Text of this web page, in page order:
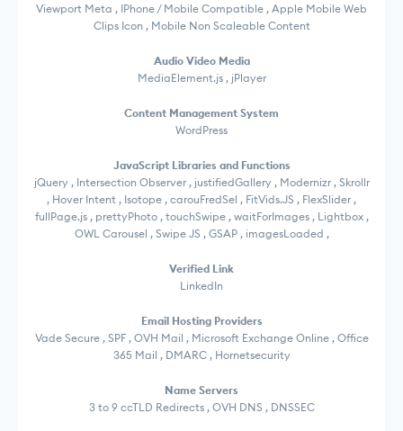
Viewport Meta , IPhone / Mobile Compatible , Apple Mobile Web
Clips Icon , Mobile Non Scaleable Content
Audio Video Media
MediaElement.js , jPlayer
Content Management System
WordPress
JavaScript Libraries and Functions
jQuery , Intersection Observer , justifiedGallery , Modernizr , Skrollr
, Hover Intent , Isotope , carouFredSel , FitVids.JS , FlexSlider ,
fullPage.js , prettyPhoto , touchSwipe , waitForImages , Lightbox ,
OWL Carousel , Swipe JS , GSAP , imagesLoaded ,
Verified Link
LinkedIn
Email Hosting Providers
Vade Secure , SPF , OVH Mail , Microsoft Exchange Online , Office
365 Mail , DMARC , Hornetsecurity
Name Servers
3 to 9 ccTLD Redirects , OVH DNS , DNSSEC